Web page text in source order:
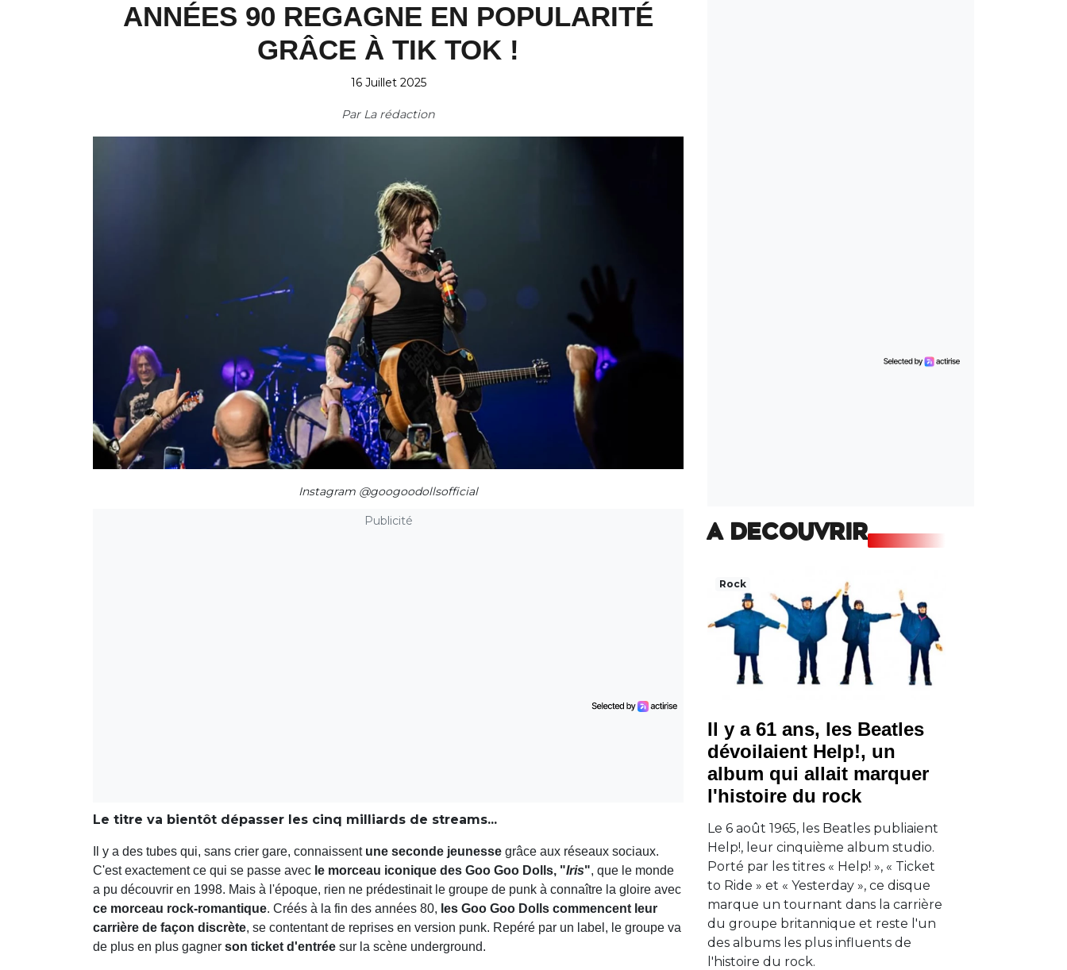
ANNÉES 90 REGAGNE EN POPULARITÉ
GRÂCE À TIK TOK !
16 Juillet 2025
Par La rédaction
Instagram @googoodollsofficial
Publicité
Le titre va bientôt dépasser les cinq milliards de streams...
Il y a des tubes qui, sans crier gare, connaissentune seconde jeunesse grâce aux réseaux sociaux.
C'est exactement ce qui se passe avec le morceau iconique des Goo Goo Dolls, "Iris", que le monde
a pu découvrir en 1998. Mais à l'époque, rien ne prédestinait le groupe de punk à connaître la gloire avec
ce morceau rock-romantique. Créés à la fin des années 80, les Goo Goo Dolls commencent leur
carrière de façon discrète, se contentant de reprises en version punk. Repéré par un label, le groupe va
de plus en plus gagner son ticket d'entrée sur la scène underground.
A DECOUVRIR
Rock
Il y a 61 ans, les Beatles
dévoilaient Help!, un
album qui allait marquer
l'histoire du rock
Le 6 août 1965, les Beatles publiaient
Help!, leur cinquième album studio.
Porté par les titres « Help! », « Ticket
to Ride » et « Yesterday », ce disque
marque un tournant dans la carrière
du groupe britannique et reste l'un
des albums les plus influents de
l'histoire du rock.